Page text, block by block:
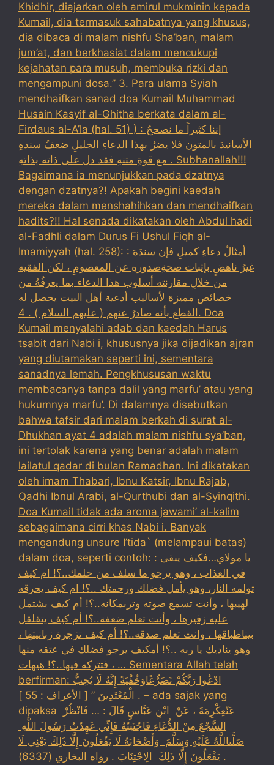
Khidhir, diajarkan oleh amirul mukminin kepada
Kumail, dia termasuk sahabatnya yang khusus,
dia dibaca di malam nishfu Sha’ban, malam
jum’at, dan berkhasiat dalam mencukupi
kejahatan para musuh, membuka rizki dan
mengampuni dosa.” 3. Para ulama Syiah
mendhaifkan sanad doa Kumail Muhammad
Husain Kasyif al-Ghitha berkata dalam al-
Firdaus al-A’la (hal. 51) ) : إننا كثيراً ما نصححُ
الأسانيدَ بالمتون فلا يضرُ بهذا الدعاءِ الجليلِ ضعفُ سندهِ
مع قوةِ متنهِ فقد دل على ذاته بذاتهِ . Subhanallah!!!
Bagaimana ia menunjukkan pada dzatnya
dengan dzatnya?! Apakah begini kaedah
mereka dalam menshahihkan dan mendhaifkan
hadits?!! Hal senada dikatakan oleh Abdul hadi
al-Fadhli dalam Durus Fi Ushul Fiqh al-
Imamiyyah (hal. 258): : أمثالُ دعاءِ كميلِ فإن سندَهَ
غيرُ ناهضٍ بإثبات صحةِصدورهِ عن المعصومِ ، لكن الفقيه
من خلالِ مقارنته أسلوب هذا الدعاء بما يعرفُهُ من
خصائص مميزة لأساليب أدعية أهل البيت يحصل له
القطع بأنه صادرٌ عنهم ( عليهم السلام ) . 4. Doa
Kumail menyalahi adab dan kaedah Harus
tsabit dari Nabi i, khususnya jika dijadikan ajran
yang diutamakan seperti ini, sementara
sanadnya lemah. Pengkhususan waktu
membacanya tanpa dalil yang marfu’ atau yang
hukumnya marfu’. Di dalamnya disebutkan
bahwa tafsir dari malam berkah di surat al-
Dhukhan ayat 4 adalah malam nishfu sya’ban,
ini tertolak karena yang benar adalah malam
lailatul qadar di bulan Ramadhan. Ini dikatakan
oleh imam Thabari, Ibnu Katsir, Ibnu Rajab,
Qadhi Ibnul Arabi, al-Qurthubi dan al-Syinqithi.
Doa Kumail tidak ada aroma jawami’ al-kalim
sebagaimana cirri khas Nabi i. Banyak
mengandung unsure I’tida` (melampaui batas)
dalam doa, seperti contoh: : يا مولاي…فكيف يبقى
في العذاب ، وهو يرجو ما سلف من حلمك..؟! ام كيف
تولمه النار، وهو يأمل فضلك ورحمتك ..؟! ام كيف يحرقه
لهيبها ، وأنت تسمع صوته وترىمكانه..؟! أم كيف بشتمل
عليه زفيرها ، وأنت تعلم ضعفة..؟! أم كيف يتقلقل
بيناطباقها ، وانت تعلم صدقه..؟! أم كيف تزجرة زبانيتها ،
وهو يناديك يا ربه ..؟! أمكيف يرجو فضلك في عتقه منها
، فتتركه فيها..؟! هيهات … Sementara Allah telah
berfirman: ادْعُوا رَبَّكُمْ تَضَرُّعًاوَخُفْيَةً إِنَّهُ لَا يُحِبُّ
الْمُعْتَدِينَ ” [ الأعراف : 55 ] . – ada sajak yang
dipaksa ‏عَنْ‏‏عِكْرِمَةَ ‏، ‏عَنْ ‏ ‏ابْنِ عَبَّاسٍ ‏‏قَالَ : … فَانْظُرْ ‏‏
السَّجْعَ ‏‏مِنْ الدُّعَاءِ فَاجْتَنِبْهُ فَإِنِّي عَهِدْتُ رَسُولَ اللَّهِ ‏
‏صَلَّىاللَّهُ عَلَيْهِ وَسَلَّمَ ‏ ‏وَأَصْحَابَهُ لَا يَفْعَلُونَ إِلَّا ذَلِكَ ‏‏يَعْنِي لَا
يَفْعَلُونَ إِلَّا ذَلِكَ ‏ ‏الِاجْتِنَابَ . رواه البخاري (6337) .